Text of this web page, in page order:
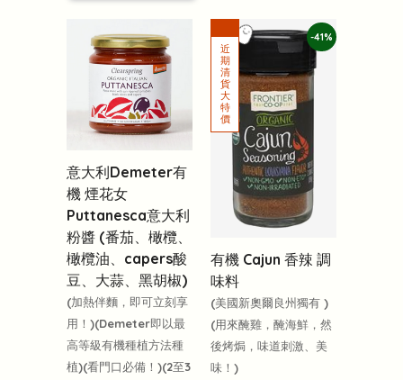
意大利Demeter有
機 煙花女
Puttanesca意大利
粉醬 (番茄、橄欖、
橄欖油、capers酸
豆、大蒜、黑胡椒)
(加熱伴麵，即可立刻享
用！)(Demeter即以最
高等級有機種植方法種
植)(看門口必備！)(2至3
-41%
有機 Cajun 香辣 調
味料
(美國新奧爾良州獨有 )
(用來醃雞，醃海鮮，然
後烤焗，味道刺激、美
味！)